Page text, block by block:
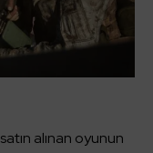
alınan oyunun